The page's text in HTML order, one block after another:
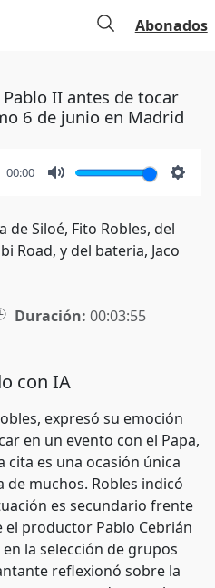
Abonados
Pablo II antes de tocar
6 de junio en Madrid
00:00
de Siloé, Fito Robles, del
Road, y del bateria, Jaco
Duración: 00:03:55
con IA
expresó su emoción
en un evento con el Papa,
cita es una ocasión única
muchos. Robles indicó
es secundario frente
el productor Pablo Cebrián
la selección de grupos
reflexionó sobre la